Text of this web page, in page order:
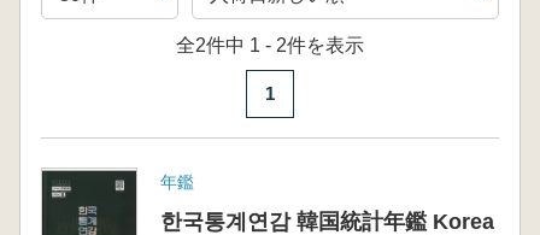
全2件中 1 - 2件を表示
1
年鑑
한국통계연감 韓国統計年鑑 Korea